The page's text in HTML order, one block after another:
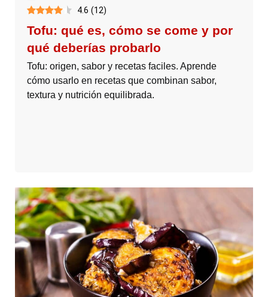
4.6 (12)
Tofu: qué es, cómo se come y por
qué deberías probarlo
Tofu: origen, sabor y recetas faciles. Aprende
cómo usarlo en recetas que combinan sabor,
textura y nutrición equilibrada.